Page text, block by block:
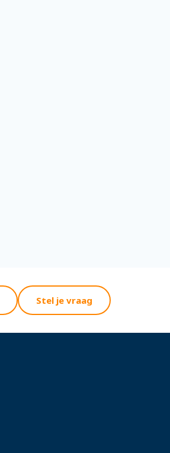
Stel je vraag